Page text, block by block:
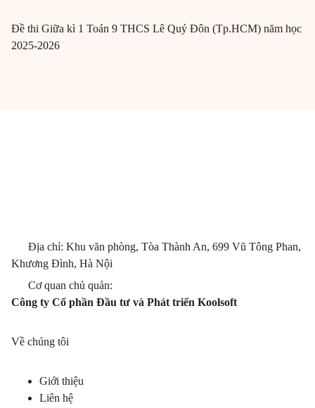
Đề thi Giữa kì 1 Toán 9 THCS Lê Quý Đôn (Tp.HCM) năm học
2025-2026
Địa chỉ: Khu văn phòng, Tòa Thành An, 699 Vũ Tông Phan,
Khương Đình, Hà Nội
Cơ quan chủ quản:
Công ty Cổ phần Đầu tư và Phát triển Koolsoft
Về chúng tôi
Giới thiệu
Liên hệ